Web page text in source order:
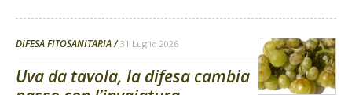
DIFESA FITOSANITARIA 31 Luglio 2026
Uva da tavola, la difesa cambia